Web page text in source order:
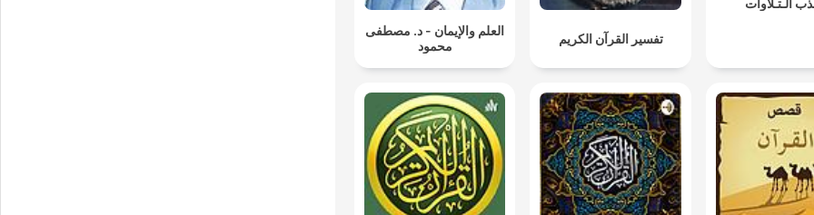
الـتـلاوات
تفسير القرآن الكريم
العلم والإيمان - د. مصطفى
محمود